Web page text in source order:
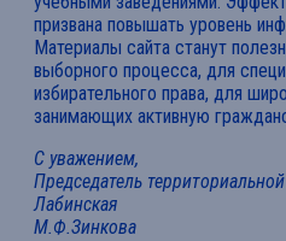
призвана повышать уровень
Материалы сайта станут
выборного процесса, для
избирательного права, для
занимающих активную
С уважением,
Председатель
Лабинская
М.Ф.Зинкова